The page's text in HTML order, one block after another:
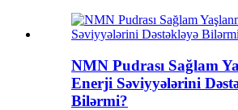
NMN Pudrası Sağlam
Enerji Səviyyələrini
Bilərmi?